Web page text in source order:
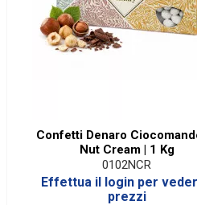
Confetti Denaro
Nut Cream | 1 Kg
0102NCR
Effettua il login per
prezzi